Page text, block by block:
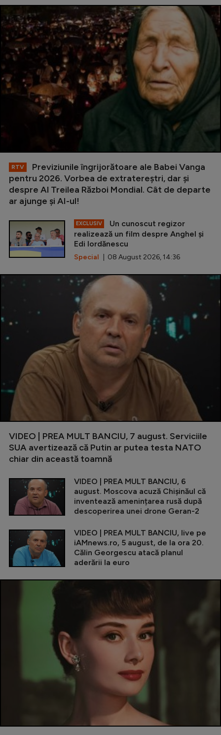
RTV
Previziunile îngrijorătoare ale Babei Vanga
pentru 2026. Vorbea de extratereștri, dar și
despre Al Treilea Război Mondial. Cât de departe
ar ajunge și AI-ul!
EXCLUSIV
Un cunoscut regizor
realizează un film despre Anghel și
Edi Iordănescu
Special | 08 August 2026, 14:36
VIDEO | PREA MULT BANCIU, 7 august. Serviciile
SUA avertizează că Putin ar putea testa NATO
chiar din această toamnă
VIDEO | PREA MULT BANCIU, 6
august. Moscova acuză Chișinăul că
inventează amenințarea rusă după
descoperirea unei drone Geran-2
VIDEO | PREA MULT BANCIU, live pe
iAMnews.ro, 5 august, de la ora 20.
Călin Georgescu atacă planul
aderării la euro